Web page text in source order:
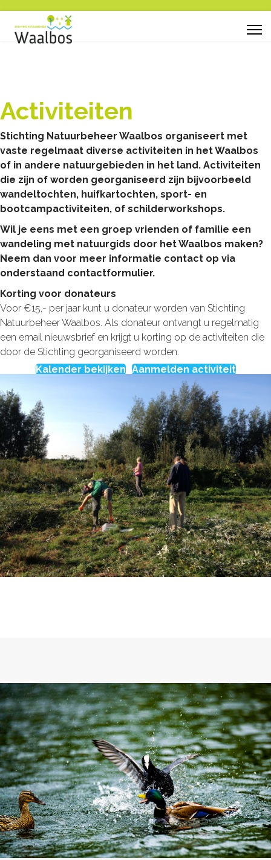
Activiteiten
Stichting Natuurbeheer Waalbos organiseert met
vaste regelmaat diverse activiteiten in het Waalbos
of in andere natuurgebieden in het land. Activiteiten
die zijn of worden georganiseerd zijn bijvoorbeeld
wandeltochten, huifkartochten, sport- en
bootcampactiviteiten, of schilderworkshops.
Wil je eens met een groep vrienden of familie een
wandeling met natuurgids door het Waalbos maken?
Neem dan voor meer informatie contact op via
onderstaand contactformulier.
Korting voor donateurs
Voor €15,- per jaar kunt u donateur worden van Stichting
Natuurbeheer Waalbos. Als donateur ontvangt u regelmatig
een email nieuwsbrief en krijgt u korting op de activiteiten die
door de Stichting georganiseerd worden.
Kalender bekijken Aanmelden activiteit